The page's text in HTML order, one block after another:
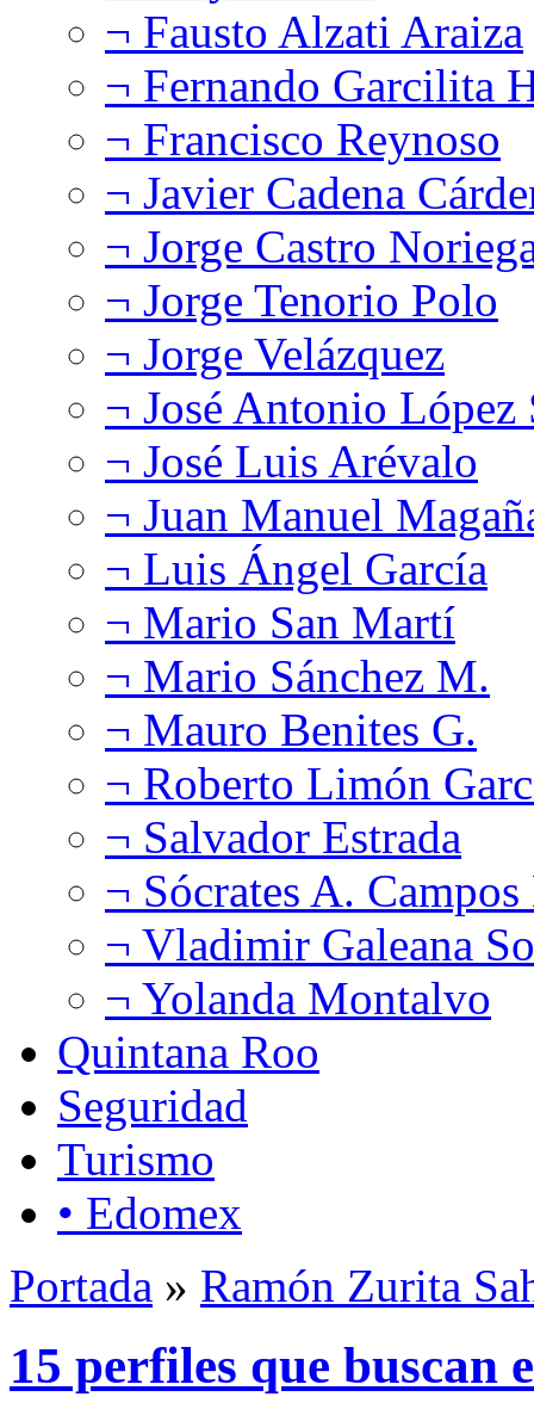
¬ Fausto Alzati Araiza
¬ Fernando Garcilita
¬ Francisco Reynoso
¬ Javier Cadena
¬ Jorge Castro
¬ Jorge Tenorio Polo
¬ Jorge Velázquez
¬ José Antonio López
¬ José Luis Arévalo
¬ Juan Manuel
¬ Luis Ángel García
¬ Mario San Martí
¬ Mario Sánchez M.
¬ Mauro Benites G.
¬ Roberto Limón
¬ Salvador Estrada
¬ Sócrates A.
¬ Vladimir Galeana
¬ Yolanda Montalvo
Quintana Roo
Seguridad
Turismo
• Edomex
Portada » Ramón Zurita
15 perfiles que buscan